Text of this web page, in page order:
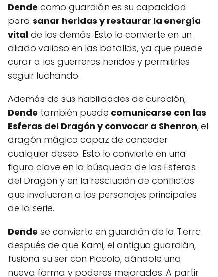
Dende como guardián es su capacidad
para sanar heridas y restaurar la energía
vital de los demás. Esto lo convierte en un
aliado valioso en las batallas, ya que puede
curar a los guerreros heridos y permitirles
seguir luchando.
Además de sus habilidades de curación,
Dende también puede comunicarse con las
Esferas del Dragón y convocar a Shenron, el
dragón mágico capaz de conceder
cualquier deseo. Esto lo convierte en una
figura clave en la búsqueda de las Esferas
del Dragón y en la resolución de conflictos
que involucran a los personajes principales
de la serie.
Dende se convierte en guardián de la Tierra
después de que Kami, el antiguo guardián,
fusiona su ser con Piccolo, dándole una
nueva forma y poderes mejorados. A partir